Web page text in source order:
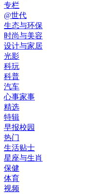
专栏
@世代
生态与环保
时尚与美容
设计与家居
光影
科玩
科普
汽车
心事家事
精选
特辑
早报校园
热门
生活贴士
星座与生肖
保健
体育
视频